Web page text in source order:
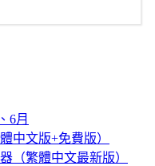
6月
中文版+免費版）
（繁體中文最新版）